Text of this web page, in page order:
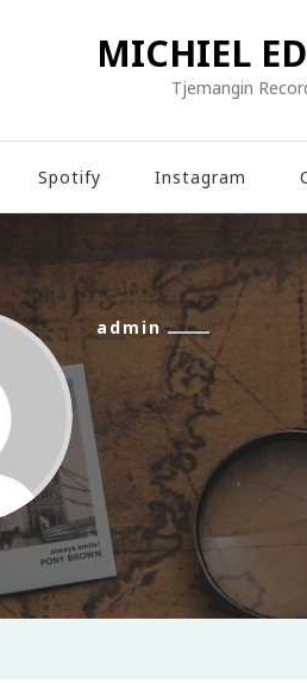
MICHIEL
Tjemangin
Spotify Instagram
admin